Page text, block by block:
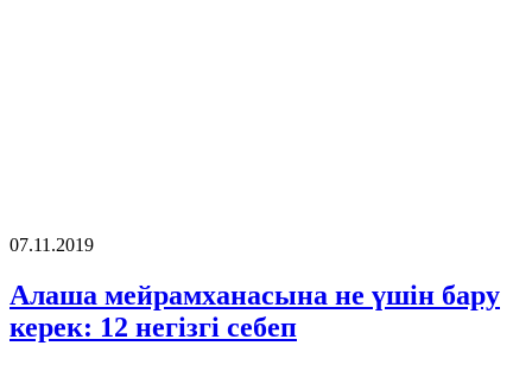
07.11.2019
Алаша мейрамханасына не үшін бару
керек: 12 негізгі себеп